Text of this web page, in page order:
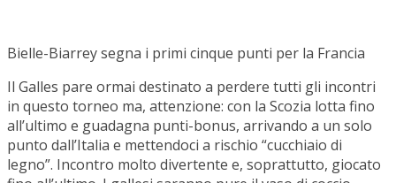
Bielle-Biarrey segna i primi cinque punti per la Francia
Il Galles pare ormai destinato a perdere tutti gli incontri
in questo torneo ma, attenzione: con la Scozia lotta fino
all’ultimo e guadagna punti-bonus, arrivando a un solo
punto dall’Italia e mettendoci a rischio “cucchiaio di
legno”. Incontro molto divertente e, soprattutto, giocato